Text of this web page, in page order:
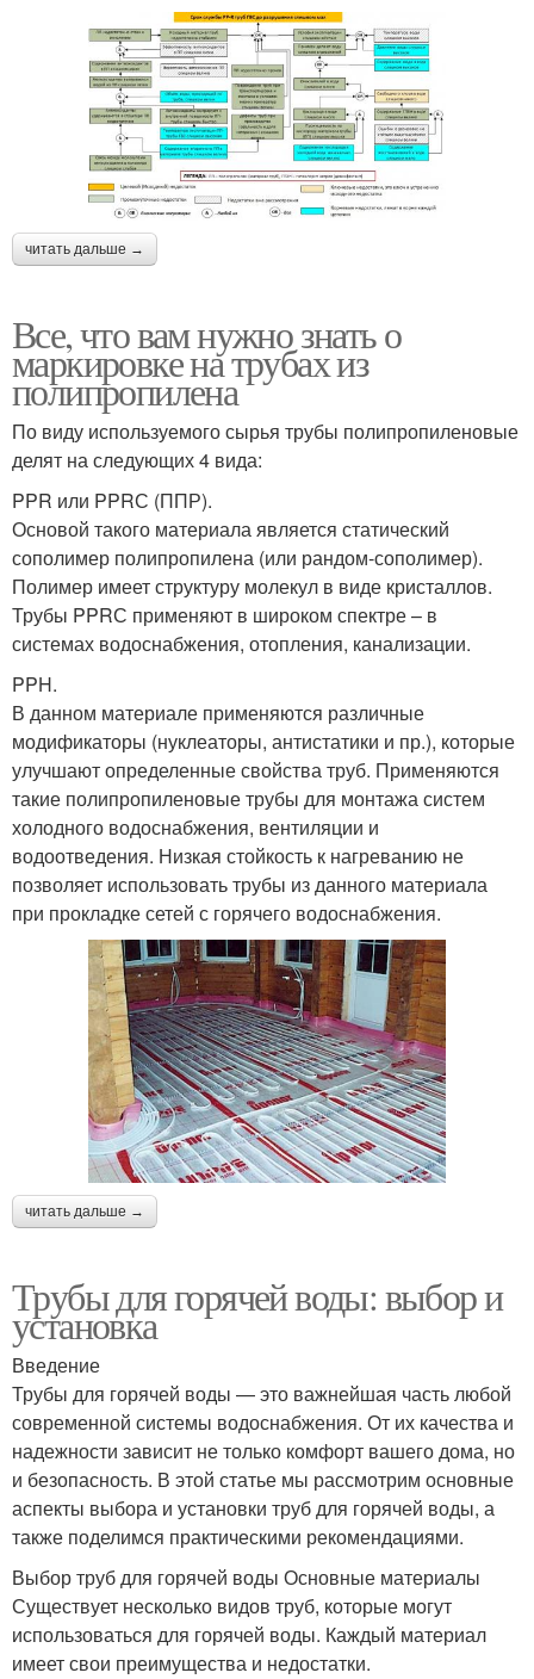
читать дальше →
Все, что вам нужно знать о
маркировке на трубах из
полипропилена
По виду используемого сырья трубы полипропиленовые
делят на следующих 4 вида:
PPR или PPRС (ППР).
Основой такого материала является статический
сополимер полипропилена (или рандом-сополимер).
Полимер имеет структуру молекул в виде кристаллов.
Трубы PPRС применяют в широком спектре – в
системах водоснабжения, отопления, канализации.
PPH.
В данном материале применяются различные
модификаторы (нуклеаторы, антистатики и пр.), которые
улучшают определенные свойства труб. Применяются
такие полипропиленовые трубы для монтажа систем
холодного водоснабжения, вентиляции и
водоотведения. Низкая стойкость к нагреванию не
позволяет использовать трубы из данного материала
при прокладке сетей с горячего водоснабжения.
читать дальше →
Трубы для горячей воды: выбор и
установка
Введение
Трубы для горячей воды — это важнейшая часть любой
современной системы водоснабжения. От их качества и
надежности зависит не только комфорт вашего дома, но
и безопасность. В этой статье мы рассмотрим основные
аспекты выбора и установки труб для горячей воды, а
также поделимся практическими рекомендациями.
Выбор труб для горячей воды Основные материалы
Существует несколько видов труб, которые могут
использоваться для горячей воды. Каждый материал
имеет свои преимущества и недостатки.